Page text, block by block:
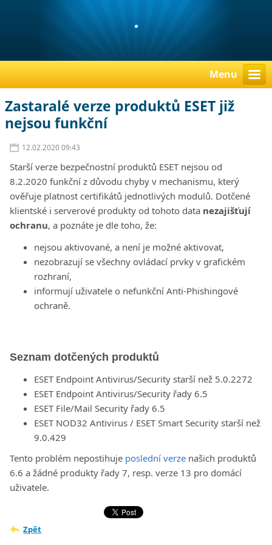
.
Menu
Zastaralé verze produktů ESET již
nejsou funkční
12.02.2020 09:43
Starší verze bezpečnostní produktů ESET nejsou od
8.2.2020 funkční z důvodu chyby v mechanismu, který
ověřuje platnost certifikátů jednotlivých modulů. Dotčené
klientské i serverové produkty od tohoto data nezajišťují
ochranu, a poznáte je dle toho, že:
nejsou aktivované, a není je možné aktivovat,
nezobrazují se všechny ovládací prvky v grafickém
rozhraní,
informují uživatele o nefunkční Anti-Phishingové
ochraně.
Seznam dotčených produktů
ESET Endpoint Antivirus/Security starší než 5.0.2272
ESET Endpoint Antivirus/Security řady 6.5
ESET File/Mail Security řady 6.5
ESET NOD32 Antivirus / ESET Smart Security starší než
9.0.429
Tento problém nepostihuje poslední verze našich produktů
6.6 a žádné produkty řady 7, resp. verze 13 pro domácí
uživatele.
Zpět